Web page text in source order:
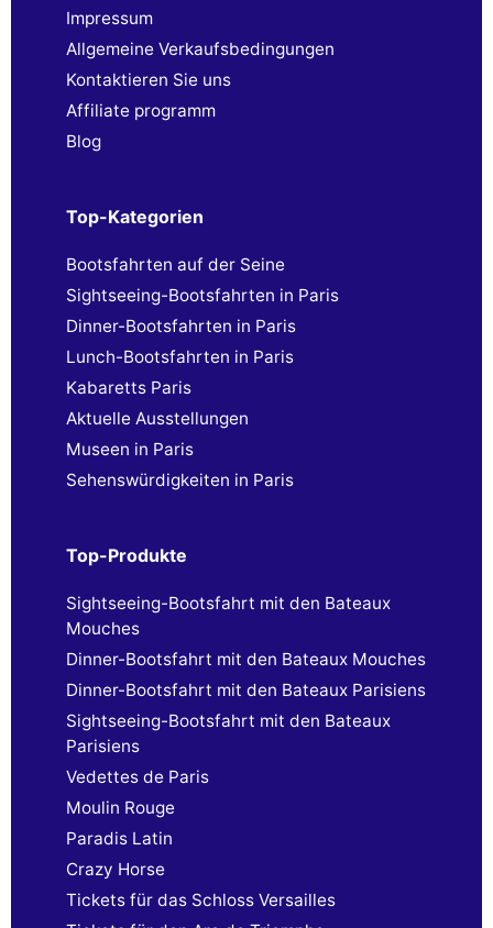
Impressum
Allgemeine Verkaufsbedingungen
Kontaktieren Sie uns
Affiliate programm
Blog
Top-Kategorien
Bootsfahrten auf der Seine
Sightseeing-Bootsfahrten in Paris
Dinner-Bootsfahrten in Paris
Lunch-Bootsfahrten in Paris
Kabaretts Paris
Aktuelle Ausstellungen
Museen in Paris
Sehenswürdigkeiten in Paris
Top-Produkte
Sightseeing-Bootsfahrt mit den Bateaux
Mouches
Dinner-Bootsfahrt mit den Bateaux Mouches
Dinner-Bootsfahrt mit den Bateaux Parisiens
Sightseeing-Bootsfahrt mit den Bateaux
Parisiens
Vedettes de Paris
Moulin Rouge
Paradis Latin
Crazy Horse
Tickets für das Schloss Versailles